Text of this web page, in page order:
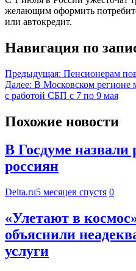
желающим оформить
или автокредит.
Навигация по
Предыдущая: Пенсионерам
Далее: В Московском регионе
с работой СБП с 7 по 9 мая
Похожие новости
В Госдуме назвали
россиян
Deita.ru5 месяцев спустя 0
«Улетают в
объяснили
услуги